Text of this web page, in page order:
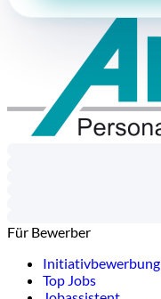
Für Bewerber
Initiativbewerbung
Top Jobs